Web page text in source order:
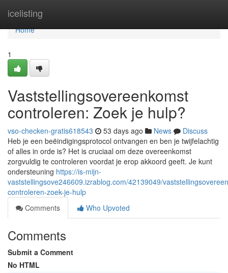
icelisting
Home
Home
1
Vaststellingsovereenkomst
controleren: Zoek je hulp?
vso-checken-gratis618543 53 days ago News
Discuss
Heb je een beëindigingsprotocol ontvangen en ben je twijfelachtig
of alles in orde is? Het is cruciaal om deze overeenkomst
zorgvuldig te controleren voordat je erop akkoord geeft. Je kunt
ondersteuning https://is-mijn-
vaststellingsove246609.izrablog.com/42139049/
controleren-zoek-je-hulp
Comments
Who Upvoted
Comments
Submit a Comment
No HTML